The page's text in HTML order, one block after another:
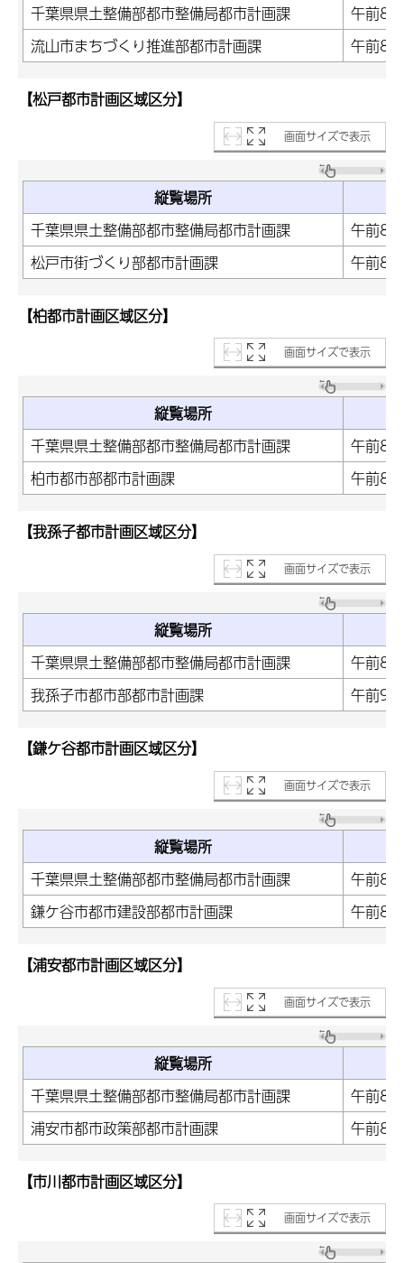
千葉県県土整備部都市整備局都市計画課
午前8
流山市まちづくり推進部都市計画課
午前8
【松戸都市計画区域区分】
画面サイズで表示
縦覧場所
千葉県県土整備部都市整備局都市計画課
午前8
松戸市街づくり部都市計画課
午前8
【柏都市計画区域区分】
画面サイズで表示
縦覧場所
千葉県県土整備部都市整備局都市計画課
午前8
柏市都市部都市計画課
午前8
【我孫子都市計画区域区分】
画面サイズで表示
縦覧場所
千葉県県土整備部都市整備局都市計画課
午前8
我孫子市都市部都市計画課
午前9
【鎌ケ谷都市計画区域区分】
画面サイズで表示
縦覧場所
千葉県県土整備部都市整備局都市計画課
午前8
鎌ケ谷市都市建設部都市計画課
午前8
【浦安都市計画区域区分】
画面サイズで表示
縦覧場所
千葉県県土整備部都市整備局都市計画課
午前8
浦安市都市政策部都市計画課
午前8
【市川都市計画区域区分】
画面サイズで表示